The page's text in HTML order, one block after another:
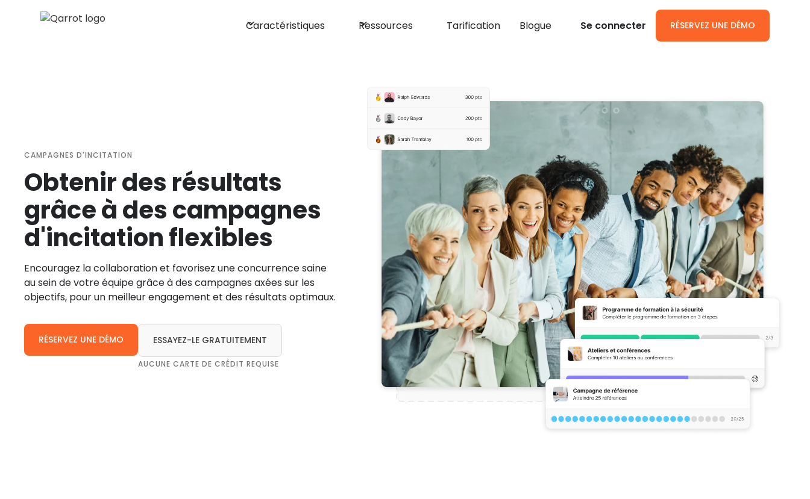
Caractéristiques Ressources Tarification Blogue Se connecter RÉSERVEZ UNE DÉMO
CAMPAGNES D'INCITATION
Obtenir des résultats
grâce à des campagnes
d'incitation flexibles
Encouragez la collaboration et favorisez une concurrence saine
au sein de votre équipe grâce à des campagnes axées sur les
objectifs, pour un meilleur engagement et des résultats optimaux.
RÉSERVEZ UNE DÉMO ESSAYEZ-LE GRATUITEMENT
AUCUNE CARTE DE CRÉDIT REQUISE